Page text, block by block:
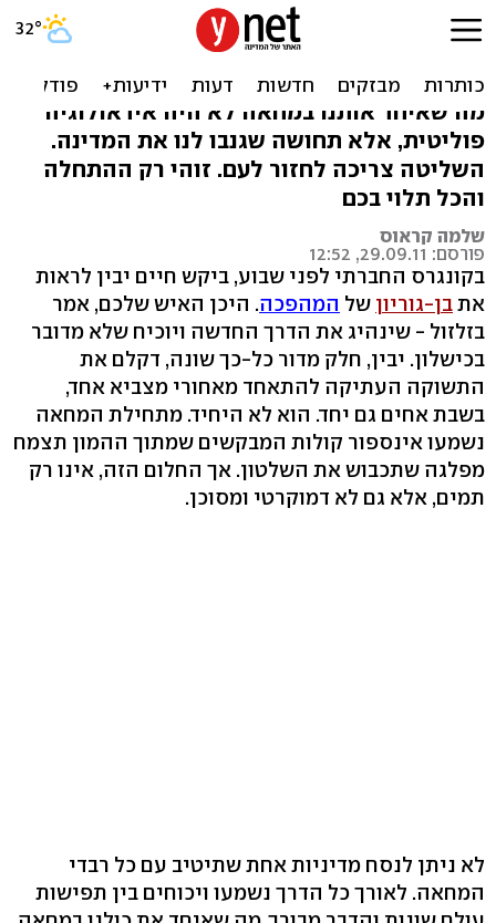
צומת רוטשילד. לאן ממשיכים
מה שאיחד אותנו במחאה לא היה אידאולוגיה
פוליטית, אלא תחושה שגנבו לנו את המדינה.
השליטה צריכה לחזור לעם. זוהי רק ההתחלה
והכל תלוי בכם
שלמה קראוס
פורסם: 29.09.11, 12:52
בקונגרס החברתי לפני שבוע, ביקש חיים יבין לראות
אתבן-גוריון של המהפכה. היכן האיש שלכם, אמר
בזלזול - שינהיג את הדרך החדשה ויוכיח שלא מדובר
בכישלון. יבין, חלק מדור כל-כך שונה, דקלם את
התשוקה העתיקה להתאחד מאחורי מצביא אחד,
בשבת אחים גם יחד. הוא לא היחיד. מתחילת המחאה
נשמעו אינספור קולות המבקשים שמתוך ההמון תצמח
מפלגה שתכבוש את השלטון. אך החלום הזה, אינו רק
תמים, אלא גם לא דמוקרטי ומסוכן.
לא ניתן לנסח מדיניות אחת שתיטיב עם כל רבדי
המחאה. לאורך כל הדרך נשמעו ויכוחים בין תפישות